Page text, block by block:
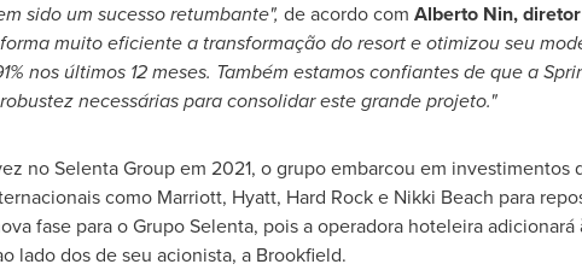
sido um sucesso retumbante", de acordo com Alberto Nin,
muito eficiente a transformação do resort e otimizou seu
nos últimos 12 meses. Também estamos confiantes de que a
necessárias para consolidar este grande projeto."
no Selenta Group em 2021, o grupo embarcou em investimentos
como Marriott, Hyatt, Hard Rock e Nikki Beach para
fase para o Grupo Selenta, pois a operadora hoteleira adicionará
lado dos de seu acionista, a Brookfield.